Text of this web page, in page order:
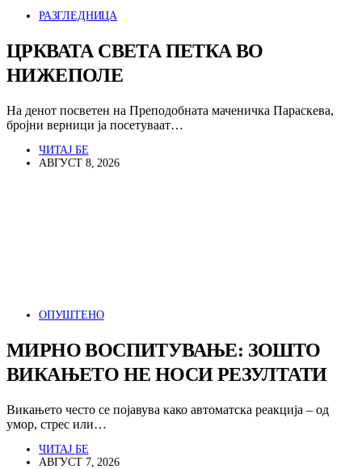
РАЗГЛЕДНИЦА
ЦРКВАТА СВЕТА ПЕТКА ВО
НИЖЕПОЛЕ
На денот посветен на Преподобната маченичка Параскева,
бројни верници ја посетуваат…
ЧИТАЈ БЕ
АВГУСТ 8, 2026
ОПУШТЕНО
МИРНО ВОСПИТУВАЊЕ: ЗОШТО
ВИКАЊЕТО НЕ НОСИ РЕЗУЛТАТИ
Викањето често се појавува како автоматска реакција – од
умор, стрес или…
ЧИТАЈ БЕ
АВГУСТ 7, 2026